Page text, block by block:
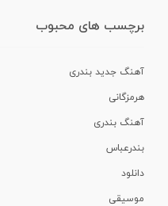
برچسب های محبوب
آهنگ جدید بندری
هرمزگانی
آهنگ بندری
بندرعباس
دانلود
موسیقی